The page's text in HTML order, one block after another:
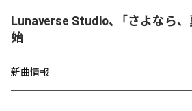
Lunaverse Studio、「さよなら、
始
新曲情報